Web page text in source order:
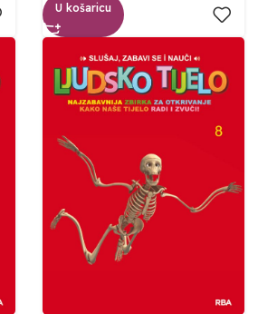
U košaricu